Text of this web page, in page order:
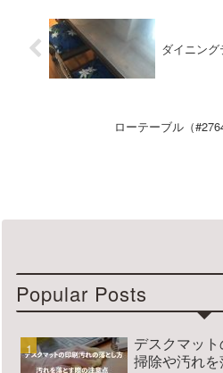
ダイニング
ローテーブル（
Popular Posts
デスクマット
掃除や汚れ